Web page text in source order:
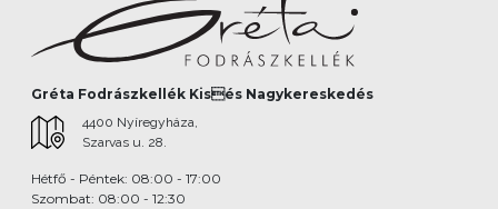
Gréta Fodrászkellék Kisés Nagykereskedés
4400 Nyíregyháza,
Szarvas u. 28.
Hétfő - Péntek: 08:00 - 17:00
Szombat: 08:00 - 12:30